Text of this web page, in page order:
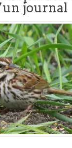
journal